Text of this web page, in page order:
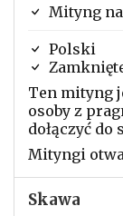
Mityng
Polski
Ten mityng
osoby z
dołączyć do
Mityngi
Skawa